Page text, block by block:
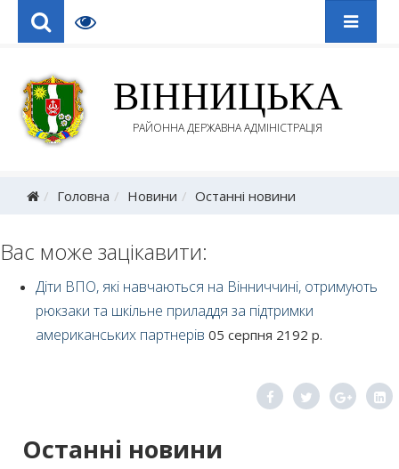
ВІННИЦЬКА
РАЙОННА ДЕРЖАВНА АДМІНІСТРАЦІЯ
Головна Новини Останні новини
Останні новини
Вас може зацікавити:
Діти ВПО, які навчаються на Вінниччині, отримують
рюкзаки та шкільне приладдя за підтримки
американських партнерів 05 серпня 2192 р.